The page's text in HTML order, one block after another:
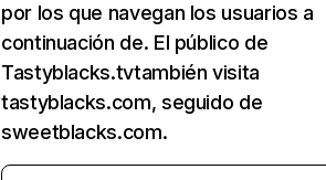
por los que navegan los usuarios a
continuación de. El público de
Tastyblacks.tvtambién visita
tastyblacks.com, seguido de
sweetblacks.com.